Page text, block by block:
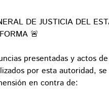
DE JUSTICIA DEL
🚨
presentadas y actos de
por esta autoridad,
en contra de: